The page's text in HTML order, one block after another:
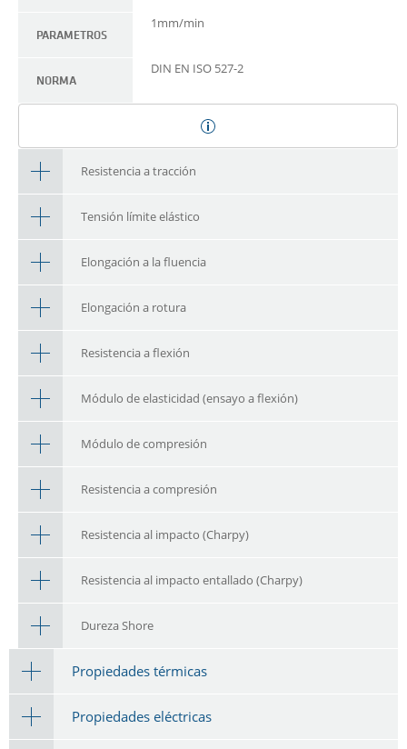
PARAMETROS
1mm/min
NORMA
DIN EN ISO 527-2
Resistencia a tracción
Tensión límite elástico
Elongación a la fluencia
Elongación a rotura
Resistencia a flexión
Módulo de elasticidad (ensayo a flexión)
Módulo de compresión
Resistencia a compresión
Resistencia al impacto (Charpy)
Resistencia al impacto entallado (Charpy)
Dureza Shore
Propiedades térmicas
Propiedades eléctricas